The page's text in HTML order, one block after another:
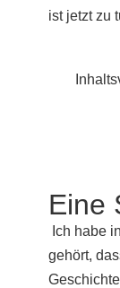
ist jetzt zu
Eine
Ich habe
gehört,